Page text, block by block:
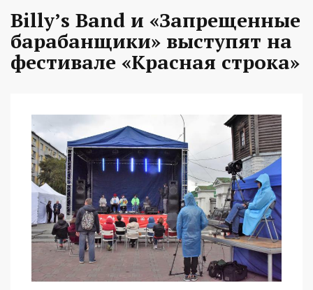
Billy’s Band и «Запрещенные
барабанщики» выступят на
фестивале «Красная строка»